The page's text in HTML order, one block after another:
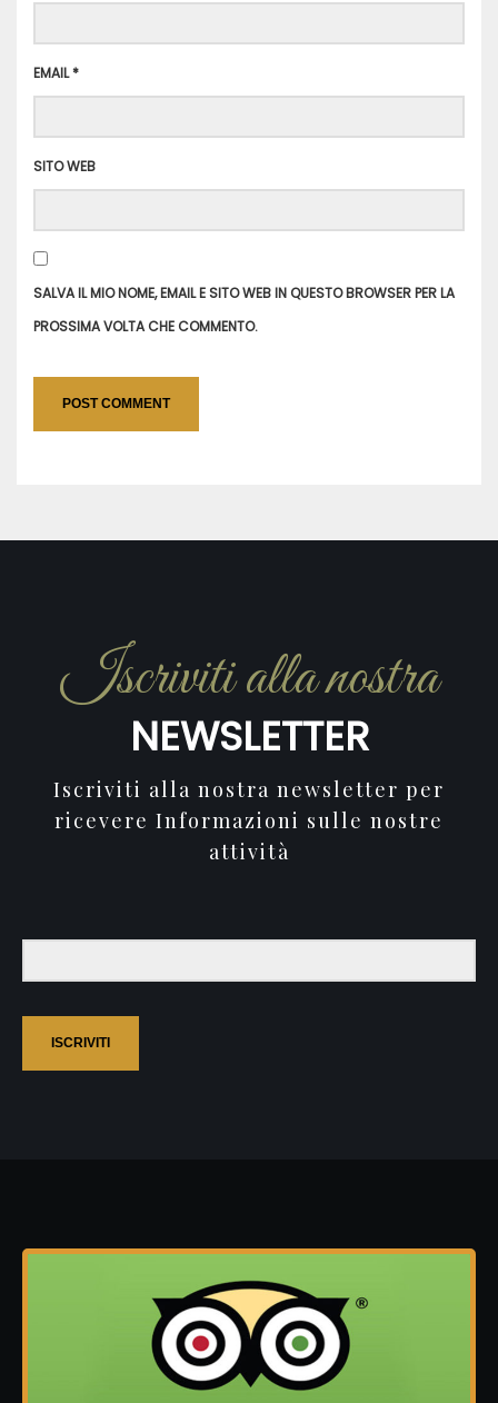
EMAIL*
SITO WEB
SALVA IL MIO NOME, EMAIL E SITO WEB IN QUESTO BROWSER PER LA
PROSSIMA VOLTA CHE COMMENTO.
Iscriviti alla nostra
NEWSLETTER
Iscriviti alla nostra newsletter per
ricevere Informazioni sulle nostre
attività
ISCRIVITI